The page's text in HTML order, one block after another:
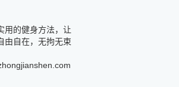
用的健身方法，让
由自在，无拘无束